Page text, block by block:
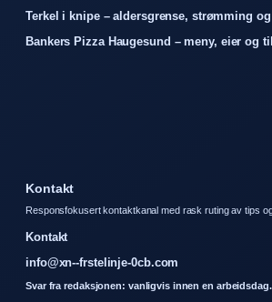
Terkel i knipe – aldersgrense, strømming
Bankers Pizza Haugesund – meny, eier og
Kontakt
Responsfokusert kontaktkanal med rask ruting av tips
Kontakt
info@xn--frstelinje-0cb.com
Svar fra redaksjonen: vanligvis innen en arbeidsdag.